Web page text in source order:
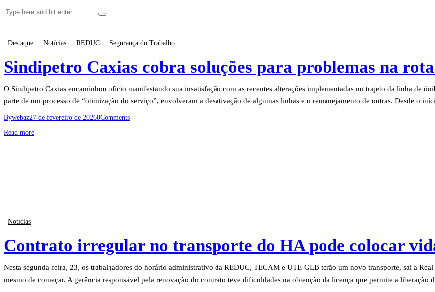
Destaque Notícias REDUC Segurança do Trabalho
Sindipetro Caxias cobra soluções para problemas na
O Sindipetro Caxias encaminhou ofício manifestando sua insatisfação com as recentes alterações implementadas no trajeto da linha de
parte de um processo de “otimização do serviço”, envolveram a desativação de algumas linhas e o remanejamento de outras. Desde o
Bywebaz27 de fevereiro de 20260Comments
Read more
Notícias
Contrato irregular no transporte do HA pode colocar
Nesta segunda-feira, 23, os trabalhadores do horário administrativo da REDUC, TECAM e UTE-GLB terão um novo transporte, sai a
mesmo de começar. A gerência responsável pela renovação do contrato teve dificuldades na obtenção da licença que permite a liberação